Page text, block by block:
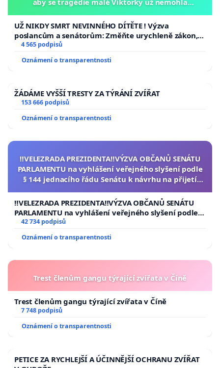
aby se tragédie malé Viktorky už nemohla
UŽ NIKDY SMRT NEVINNÉHO DÍTĚTE ! Výzva
poslancům a senátorům: Změňte urychleně zákon,
aby se tragédie malé Viktorky už nemohla opakovat!
4 565 podpisů
Oznámení o transparentnosti
ŽÁDÁME VYŠŠÍ TRESTY ZA TÝRÁNÍ ZVÍŘAT
153 666 podpisů
Oznámení o transparentnosti
‼️VELEZRADA PREZIDENTA‼️VÝZVA OBČANŮ SENÁTU
PARLAMENTU na vyhlášení veřejného slyšení podle
§ 144 jednacího řádu Senátu k návrhu na přijetí
republiky
‼️VELEZRADA PREZIDENTA‼️VÝZVA OBČANŮ SENÁTU
PARLAMENTU na vyhlášení veřejného slyšení podle §
144 jednacího řádu Senátu k návrhu na přijetí
usnesení k podání ústavní žaloby na prezidenta
republiky
42 734 podpisů
Oznámení o transparentnosti
Trest členům gangu týrající zvířata v Číně
Trest členům gangu týrající zvířata v Číně
7 748 podpisů
Oznámení o transparentnosti
PETICE ZA RYCHLEJŠÍ A ÚČINNĚJŠÍ OCHRANU ZVÍŘAT